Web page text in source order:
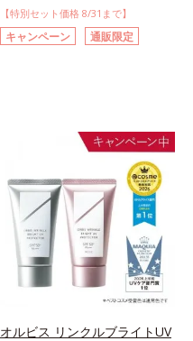
【特別セット価格 8/31まで】
キャンペーン 通販限定
オルビス リンクルブライトUV